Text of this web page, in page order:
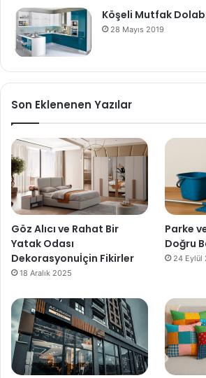
Köşeli Mutfak
28 Mayıs 2019
Son Eklenenen Yazılar
Göz Alıcı ve Rahat Bir
Yatak Odası
Dekorasyonuİçin Fikirler
18 Aralık 2025
Parke
Doğru
24 Eylül